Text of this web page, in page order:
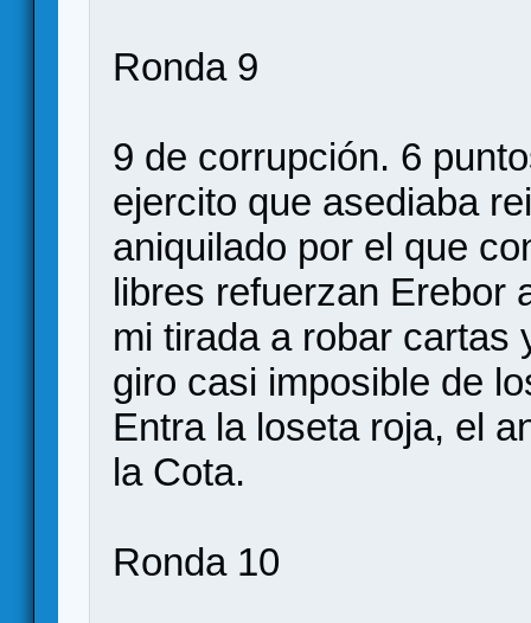
Ronda 9
9 de corrupción. 6
ejercito que asediaba
aniquilado por el que
libres refuerzan Erebor
mi tirada a robar cartas
giro casi imposible de
Entra la loseta roja, el
la Cota.
Ronda 10